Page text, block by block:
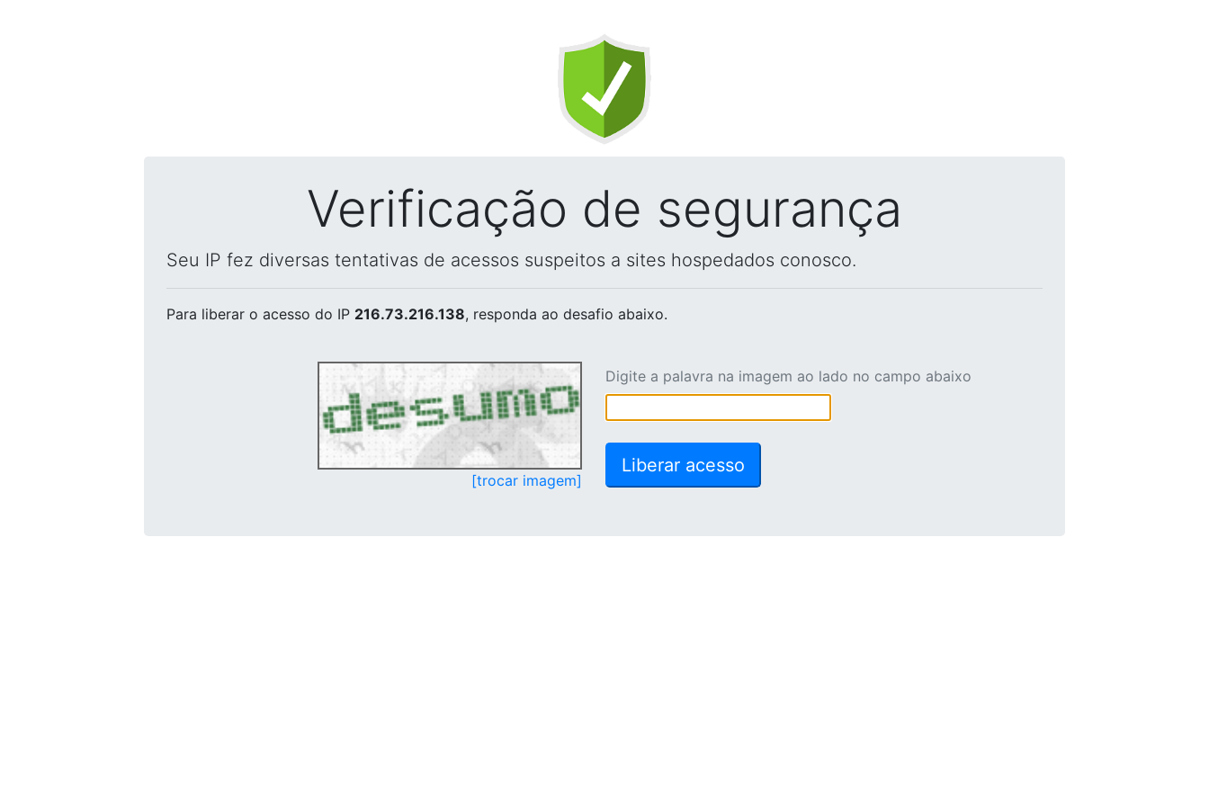
Verificação de segurança
Seu IP fez diversas tentativas de acessos suspeitos a sites hospedados conosco.
Para liberar o acesso do IP 216.73.216.138, responda ao desafio abaixo.
[trocar imagem]
Digite a palavra na imagem ao lado no campo abaixo